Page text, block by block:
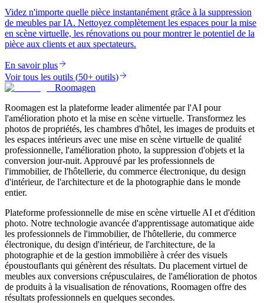
Videz n'importe quelle pièce instantanément grâce à la suppression
de meubles par IA. Nettoyez complètement les espaces pour la mise
en scène virtuelle, les rénovations ou pour montrer le potentiel de la
pièce aux clients et aux spectateurs.
En savoir plus
Voir tous les outils (50+ outils)
Roomagen
Roomagen est la plateforme leader alimentée par l'AI pour
l'amélioration photo et la mise en scène virtuelle. Transformez les
photos de propriétés, les chambres d'hôtel, les images de produits et
les espaces intérieurs avec une mise en scène virtuelle de qualité
professionnelle, l'amélioration photo, la suppression d'objets et la
conversion jour-nuit. Approuvé par les professionnels de
l'immobilier, de l'hôtellerie, du commerce électronique, du design
d'intérieur, de l'architecture et de la photographie dans le monde
entier.
Plateforme professionnelle de mise en scène virtuelle AI et d'édition
photo. Notre technologie avancée d'apprentissage automatique aide
les professionnels de l'immobilier, de l'hôtellerie, du commerce
électronique, du design d'intérieur, de l'architecture, de la
photographie et de la gestion immobilière à créer des visuels
époustouflants qui génèrent des résultats. Du placement virtuel de
meubles aux conversions crépusculaires, de l'amélioration de photos
de produits à la visualisation de rénovations, Roomagen offre des
résultats professionnels en quelques secondes.